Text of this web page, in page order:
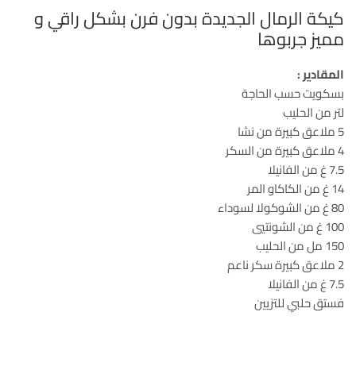
كيكة الرمال الجديدة بدون فرن بشكل راقي و
مميز جربوها
المقادير :
بسكويت حسب الحاجة
لتر من الحليب
5 ملاعق كبيرة من نشا
4 ملاعق كبيرة من السكر
7.5 غ من الفانيلا
14 غ من الكاكاو المر
80 غ من الشوكولا لسوداء
100 غ من الشونتيي
150 مل من الحليب
2 ملاعق كبيرة سكر ناعم
7.5 غ من الفانيلا
فستق حلبي للتزيين